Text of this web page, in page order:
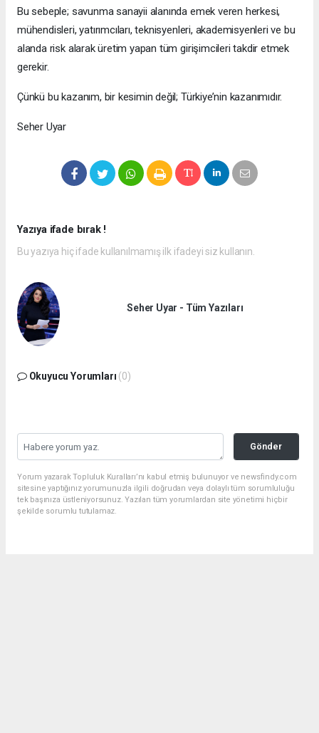
Bu sebeple; savunma sanayii alanında emek veren herkesi,
mühendisleri, yatırımcıları, teknisyenleri, akademisyenleri ve bu
alanda risk alarak üretim yapan tüm girişimcileri takdir etmek
gerekir.
Çünkü bu kazanım, bir kesimin değil; Türkiye’nin kazanımıdır.
Seher Uyar
Yazıya ifade bırak !
Bu yazıya hiç ifade kullanılmamış ilk ifadeyi siz kullanın.
Seher Uyar - Tüm Yazıları
Okuyucu Yorumları (0)
Gönder
Yorum yazarak Topluluk Kuralları’nı kabul etmiş bulunuyor ve newsfindy.com
sitesine yaptığınız yorumunuzla ilgili doğrudan veya dolaylı tüm sorumluluğu
tek başınıza üstleniyorsunuz. Yazılan tüm yorumlardan site yönetimi hiçbir
şekilde sorumlu tutulamaz.